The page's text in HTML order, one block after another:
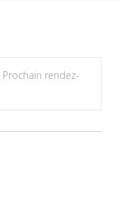
Prochain rendez-